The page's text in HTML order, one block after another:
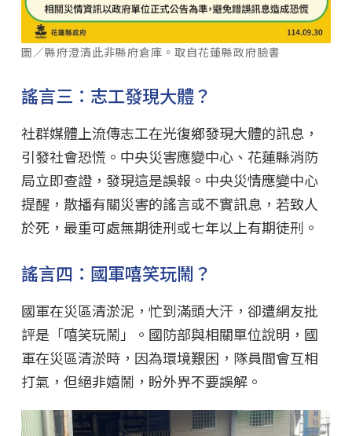
圖／縣府澄清此非縣府倉庫。取自花蓮縣政府臉書
謠言三：志工發現大體？
社群媒體上流傳志工在光復鄉發現大體的訊息，
引發社會恐慌。中央災害應變中心、花蓮縣消防
局立即查證，發現這是誤報。中央災情應變中心
提醒，散播有關災害的謠言或不實訊息，若致人
於死，最重可處無期徒刑或七年以上有期徒刑。
謠言四：國軍嘻笑玩鬧？
國軍在災區清淤泥，忙到滿頭大汗，卻遭網友批
評是「嘻笑玩鬧」。國防部與相關單位說明，國
軍在災區清淤時，因為環境艱困，隊員間會互相
打氣，但絕非嬉鬧，盼外界不要誤解。